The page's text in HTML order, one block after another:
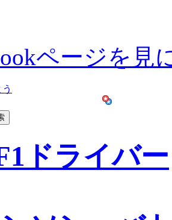
ページを見
ドライバー